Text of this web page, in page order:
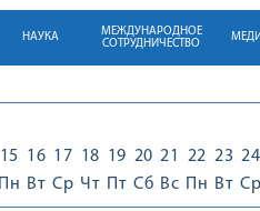
НАУКА
МЕЖДУНАРОДНОЕ
СОТРУДНИЧЕСТВО
15
Пн
16
Вт
17
Ср
18
Чт
19
Пт
20
Сб
21
Вс
22
Пн
23
Вт
24
Ср